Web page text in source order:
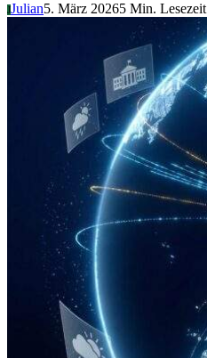
JJulian5. März 20265 Min. Lesezeit